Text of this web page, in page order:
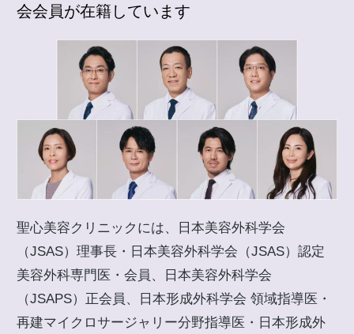
会会員が在籍しています
聖心美容クリニックには、日本美容外科学会
（JSAS）理事長・日本美容外科学会（JSAS）認定
美容外科専門医・会員、日本美容外科学会
（JSAPS）正会員、日本形成外科学会 領域指導医・
再建マイクロサージャリー分野指導医・日本形成外